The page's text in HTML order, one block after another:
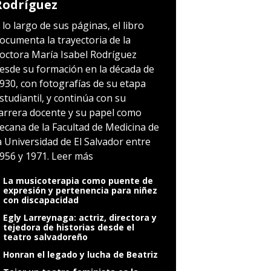
lo largo de sus páginas, el libro
la trayectoria de la
María Isabel Rodríguez
su formación en la década de
con fotografías de su etapa
y continúa con su
docente y su papel como
de la Facultad de Medicina de
Universidad de El Salvador entre
y 1971. Leer más
La musicoterapia como puente de
expresión y pertenencia para niñez
con discapacidad
Egly Larreynaga: actriz, directora y
tejedora de historias desde el
teatro salvadoreño
Honran el legado y lucha de Beatriz